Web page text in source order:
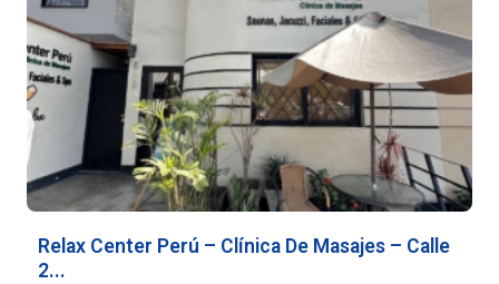
Relax Center Perú – Clínica De Masajes – Calle
2...